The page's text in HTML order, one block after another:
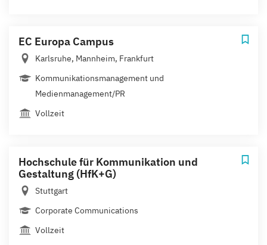
EC Europa Campus
Karlsruhe, Mannheim, Frankfurt
Kommunikationsmanagement und
Medienmanagement/PR
Vollzeit
Hochschule für Kommunikation und
Gestaltung (HfK+G)
Stuttgart
Corporate Communications
Vollzeit